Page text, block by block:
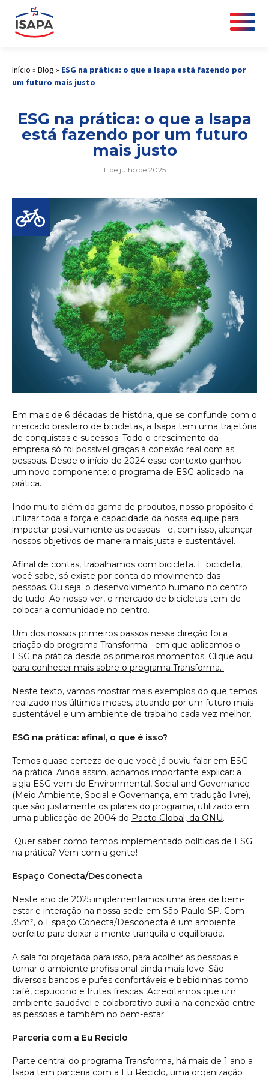
Início » Blog » ESG na prática: o que a Isapa está fazendo por
um futuro mais justo
ESG na prática: o que a Isapa
está fazendo por um futuro
mais justo
11 de julho de 2025
Em mais de 6 décadas de história, que se confunde com o
mercado brasileiro de bicicletas, a Isapa tem uma trajetória
de conquistas e sucessos. Todo o crescimento da
empresa só foi possível graças à conexão real com as
pessoas. Desde o início de 2024 esse contexto ganhou
um novo componente: o programa de ESG aplicado na
prática.
Indo muito além da gama de produtos, nosso propósito é
utilizar toda a força e capacidade da nossa equipe para
impactar positivamente as pessoas - e, com isso, alcançar
nossos objetivos de maneira mais justa e sustentável.
Afinal de contas, trabalhamos com bicicleta. E bicicleta,
você sabe, só existe por conta do movimento das
pessoas. Ou seja: o desenvolvimento humano no centro
de tudo. Ao nosso ver, o mercado de bicicletas tem de
colocar a comunidade no centro.
Um dos nossos primeiros passos nessa direção foi a
criação do programa Transforma - em que aplicamos o
ESG na prática desde os primeiros momentos. Clique aqui
para conhecer mais sobre o programa Transforma.
Neste texto, vamos mostrar mais exemplos do que temos
realizado nos últimos meses, atuando por um futuro mais
sustentável e um ambiente de trabalho cada vez melhor.
ESG na prática: afinal, o que é isso?
Temos quase certeza de que você já ouviu falar em ESG
na prática. Ainda assim, achamos importante explicar: a
sigla ESG vem do Environmental, Social and Governance
(Meio Ambiente, Social e Governança, em tradução livre),
que são justamente os pilares do programa, utilizado em
uma publicação de 2004 do Pacto Global, da ONU.
Quer saber como temos implementado políticas de ESG
na prática? Vem com a gente!
Espaço Conecta/Desconecta
Neste ano de 2025 implementamos uma área de bem-
estar e interação na nossa sede em São Paulo-SP. Com
35m², o Espaço Conecta/Desconecta é um ambiente
perfeito para deixar a mente tranquila e equilibrada.
A sala foi projetada para isso, para acolher as pessoas e
tornar o ambiente profissional ainda mais leve. São
diversos bancos e pufes confortáveis e bebidinhas como
café, capuccino e frutas frescas. Acreditamos que um
ambiente saudável e colaborativo auxilia na conexão entre
as pessoas e também no bem-estar.
Parceria com a Eu Reciclo
Parte central do programa Transforma, há mais de 1 ano a
Isapa tem parceria com a Eu Reciclo, uma organização